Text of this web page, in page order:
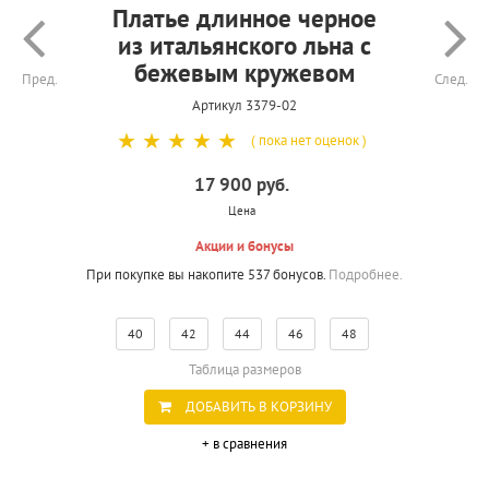
Пред.
Платье длинное черное
из итальянского льна с
бежевым кружевом
Артикул 3379-02
След.
☆
☆
☆
☆
☆ ( пока нет оценок )
17 900 руб.
Цена
Акции и бонусы
При покупке вы накопите 537 бонусов. Подробнее.
40 42 44 46 48
Таблица размеров
ДОБАВИТЬ В КОРЗИНУ
+ в сравнения